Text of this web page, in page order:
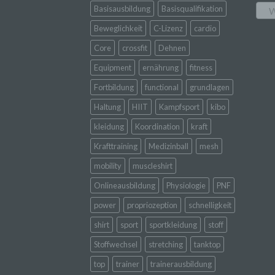
Basisausbildung
Basisqualifikation
Beweglichkeit
C-Lizenz
cardio
Core
crossfit
Dehnen
Equipment
ernährung
fitness
Fortbildung
functional
grundlagen
Haltung
HIIT Kampfsport
kibo
kleidung
Koordination
kraft
Krafttraining
Medizinball
mesh
mobility
muscleshirt
Onlineausbildung
Physiologie
PNF
power
propriozeption
schnelligkeit
shirt
sport sportkleidung
stoff
Stoffwechsel
stretching
tanktop
top
trainer trainerausbildung